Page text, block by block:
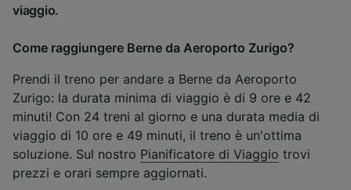
viaggio.
Come raggiungere Berne da Aeroporto Zurigo?
Prendi il treno per andare a Berne da Aeroporto
Zurigo: la durata minima di viaggio è di 9 ore e 42
minuti! Con 24 treni al giorno e una durata media di
viaggio di 10 ore e 49 minuti, il treno è un'ottima
soluzione. Sul nostro Pianificatore di Viaggio trovi
prezzi e orari sempre aggiornati.